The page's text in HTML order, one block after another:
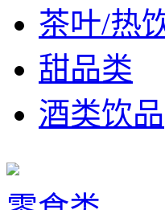
茶叶/热
甜品类
酒类饮品